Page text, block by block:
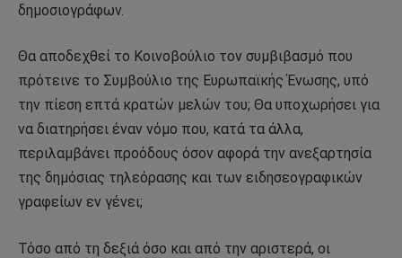
δημοσιογράφων.
Θα αποδεχθεί το Κοινοβούλιο τον συμβιβασμό που
πρότεινε το Συμβούλιο της Ευρωπαϊκής Ένωσης, υπό
την πίεση επτά κρατών μελών του; Θα υποχωρήσει για
να διατηρήσει έναν νόμο που, κατά τα άλλα,
περιλαμβάνει προόδους όσον αφορά την ανεξαρτησία
της δημόσιας τηλεόρασης και των ειδησεογραφικών
γραφείων εν γένει;
Τόσο από τη δεξιά όσο και από την αριστερά, οι